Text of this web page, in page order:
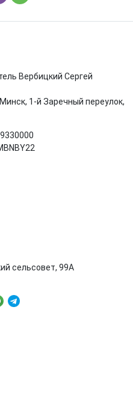
Вербицкий Сергей
1-й Заречный переулок,
сельсовет, 99А